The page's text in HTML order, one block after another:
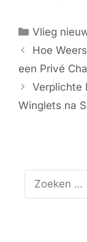
Vlieg
Hoe
een Privé
Verplichte
Winglets na
naar: